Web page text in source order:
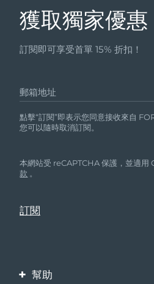
獲取獨家優惠
訂閱即可享受首單 15% 折扣！
郵箱地址
點擊“訂閱”即表示您同意接收來自
您可以隨時取消訂閱。
本網站受 reCAPTCHA 保護，並適
款 。
幫助